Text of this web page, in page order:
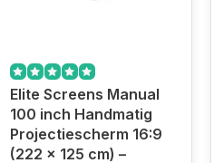
Elite Screens Manual
100 inch Handmatig
Projectiescherm 16:9
(222 x 125 cm) –